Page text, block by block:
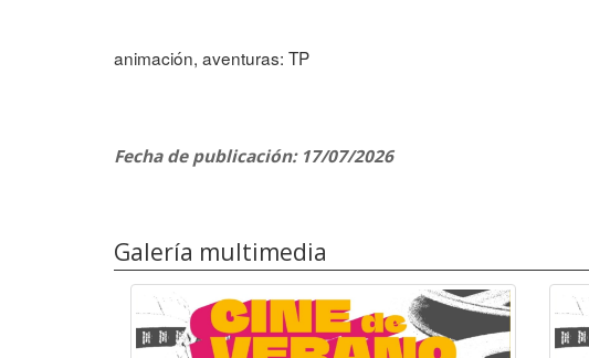
animación, aventuras: TP
Fecha de publicación: 17/07/2026
Galería multimedia